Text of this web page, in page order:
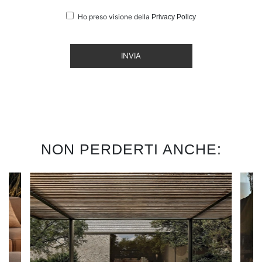
Ho preso visione della Privacy Policy
INVIA
NON PERDERTI ANCHE: